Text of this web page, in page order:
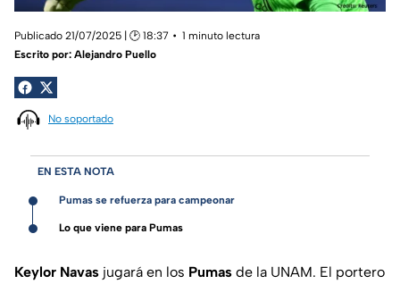
Publicado 21/07/2025 | 🕑 18:37
1 minuto lectura
Escrito por: Alejandro Puello
No soportado
EN ESTA NOTA
Pumas se refuerza para campeonar
Lo que viene para Pumas
Keylor Navas jugará en los Pumas de la UNAM. El portero